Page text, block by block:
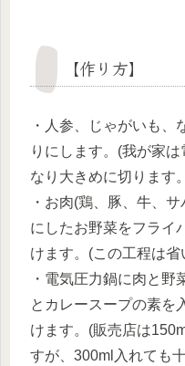
【作り方】
・人参、じゃがいも、
りにします。(我が家
なり大きめに切ります
・お肉(鶏、豚、牛、
にしたお野菜をフライ
けます。(この工程は
・電気圧力鍋に肉と野
とカレースープの素を
けます。(販売店は
すが、300ml入れても